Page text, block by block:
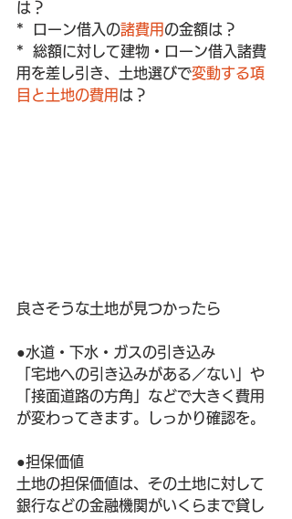
は？
*  ローン借入の諸費用の金額は？
*  総額に対して建物・ローン借入諸費
用を差し引き、土地選びで変動する項
目と土地の費用は？
良さそうな土地が見つかったら
●水道・下水・ガスの引き込み
「宅地への引き込みがある／ない」や
「接面道路の方角」などで大きく費用
が変わってきます。しっかり確認を。
●担保価値
土地の担保価値は、その土地に対して
銀行などの金融機関がいくらまで貸し